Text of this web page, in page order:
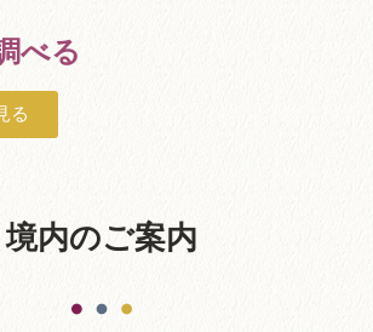
べる
る
境内のご案内